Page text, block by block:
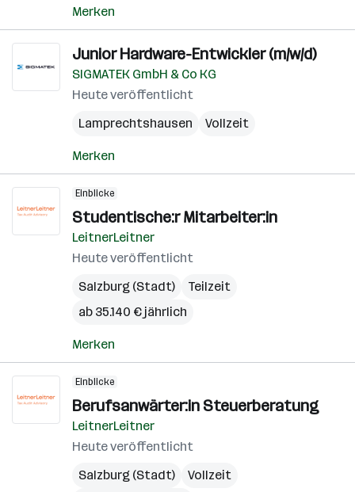
Merken
Junior Hardware-Entwickler (m/w/d)
SIGMATEK GmbH & Co KG
Heute veröffentlicht
Lamprechtshausen
Vollzeit
Merken
Einblicke
Studentische:r Mitarbeiter:in
LeitnerLeitner
Heute veröffentlicht
Salzburg (Stadt)
Teilzeit
ab 35.140 € jährlich
Merken
Einblicke
Berufsanwärter:in Steuerberatung
LeitnerLeitner
Heute veröffentlicht
Salzburg (Stadt)
Vollzeit